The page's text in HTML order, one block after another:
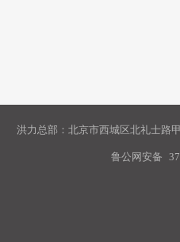
洪力总部：北京市西城区北礼士路
鲁公网安备